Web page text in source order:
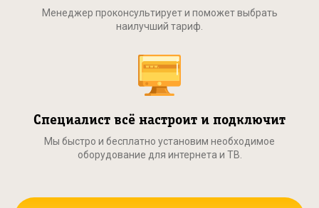
Менеджер проконсультирует и поможет выбрать
наилучший тариф.
Специалист всё настроит и подключит
Мы быстро и бесплатно установим необходимое
оборудование для интернета и ТВ.